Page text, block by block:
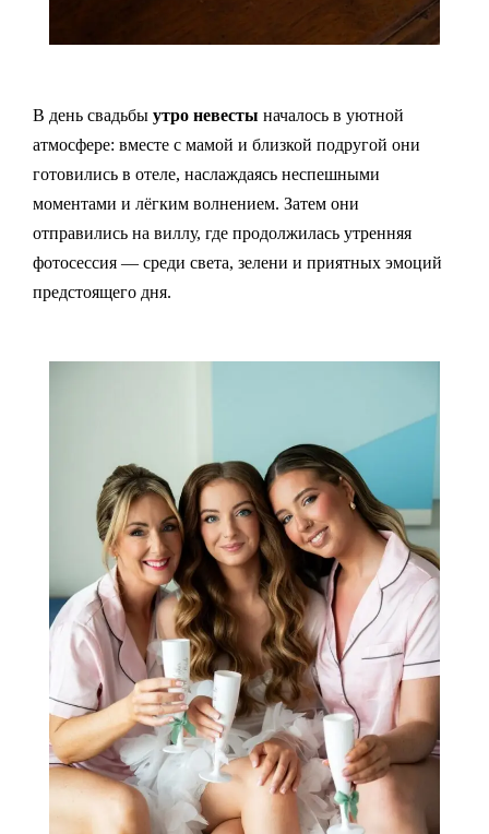
В день свадьбы утро невесты началось в уютной
атмосфере: вместе с мамой и близкой подругой они
готовились в отеле, наслаждаясь неспешными
моментами и лёгким волнением. Затем они
отправились на виллу, где продолжилась утренняя
фотосессия — среди света, зелени и приятных эмоций
предстоящего дня.